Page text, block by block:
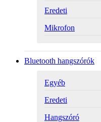
Eredeti
Mikrofon
Bluetooth hangszórók
Egyéb
Eredeti
Hangszóró